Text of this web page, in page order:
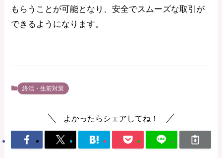
もらうことが可能となり、安全でスムーズな取引が
できるようになります。
終活・生前対策
よかったらシェアしてね！